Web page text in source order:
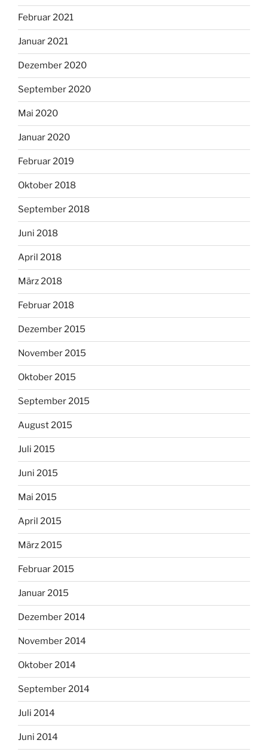
Februar 2021
Januar 2021
Dezember 2020
September 2020
Mai 2020
Januar 2020
Februar 2019
Oktober 2018
September 2018
Juni 2018
April 2018
März 2018
Februar 2018
Dezember 2015
November 2015
Oktober 2015
September 2015
August 2015
Juli 2015
Juni 2015
Mai 2015
April 2015
März 2015
Februar 2015
Januar 2015
Dezember 2014
November 2014
Oktober 2014
September 2014
Juli 2014
Juni 2014